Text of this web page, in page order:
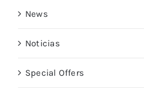
News
Noticias
Special Offers